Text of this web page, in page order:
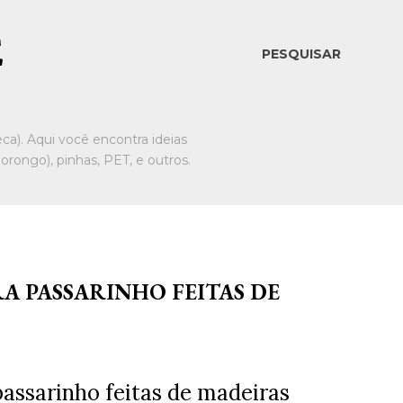
PESQUISAR
Aqui você encontra ideias
pinhas, PET, e outros.
PASSARINHO FEITAS DE
feitas de madeiras